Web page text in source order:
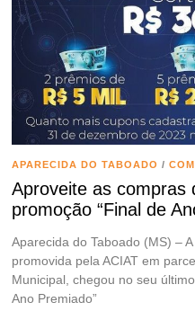
APARECIDA DO TABOADO /
Aproveite as compras
promoção “Final de
Aparecida do Taboado (MS) –
promovida pela ACIAT em
Municipal, chegou no seu
Ano Premiado”